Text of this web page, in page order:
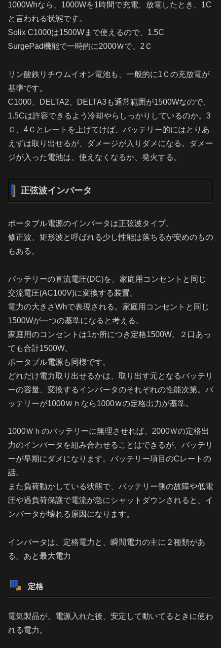
1000Whなら、1000Wを1時間で充電、放電したとき、1C
と言われる状態です。
Solix C1000は1500Wまで使えるので、1.5C
SurgePad機能で一時的に2000Ｗで、2Ｃ
リン酸鉄リチウムイオン電池も、一般的に1Ｃの充放電が
基準です。
C1000、DELTA2、DELTA3も通常範囲が1500Wなので、
1.5Cは許容できるよう冷却やらしっかりしているのか。3
Ｃ、4Ｃとレートを上げてけば、バッテリー的にはとりあ
えずは取り出せるが、ダメージが入りダメになる。ダメー
ジが入った電池は、使えなくなるか、発火する。
正弦波インバータ
ポータブル電源のインバータは正弦波タイプ。
修正波、矩形波と呼ばれる少し性能は落ちるが安めのもの
もある。
バッテリーの直流電圧(DC)を、家庭用コンセントと同じ
交流電圧(AC100V)に変換する装置。
電力の大きさWhで表現される。家庭用コンセントと同じ
1500Wが一つの基準になると考える。
家庭用のコンセントは1か所につき定格1500W。２口あっ
ても合計1500W。
ポータブル電源も同様です。
どれだけ電力取り出せるかは、取り出す元となるバッテリ
ーの容量、変換するインバータのそれぞれの性能次第。バ
ッテリーが1000Ｗｈなら1000Ｗの定格出力が基準。
1000Ｗｈのバッテリーに無理させれば、2000Ｗの定格出
力のインバータを組み合わせることはできるが、バッテリ
ーが早期にダメになります。バッテリー項目のCレートの
話。
また負荷動かしている状態で、バッテリー側の故障や低電
圧や過負荷保護で電流が急にシャットダウンされると、イ
ンバータが壊れる原因になります。
インバータは、定格電力と、瞬間電力の主に２種類があ
る。あと最大電力
定格
電気製品が、電源入れた後、安定して動いてるときに使わ
れる電力。